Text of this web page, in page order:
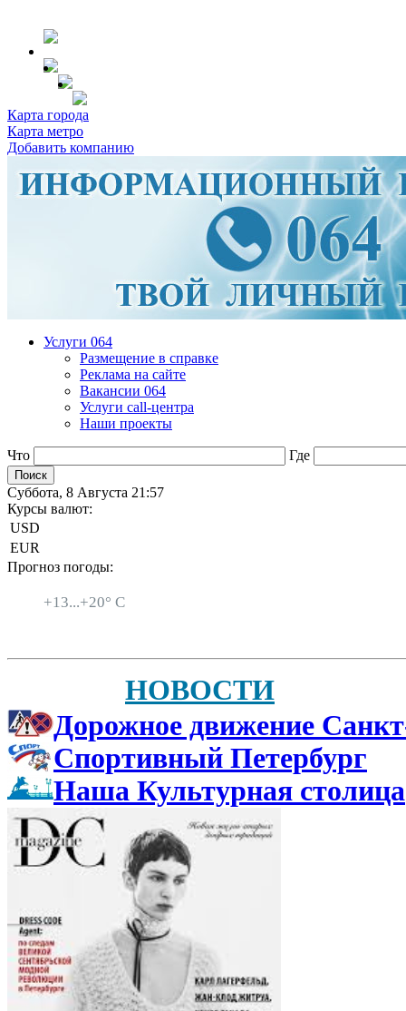
Карта города
Карта метро
Добавить компанию
Услуги 064
Размещение в справке
Реклама на сайте
Вакансии 064
Услуги call-центра
Наши проекты
Что Где
Суббота, 8 Августа 21:57
Курсы валют:
USD
EUR
Прогноз погоды:
+13...+20° C
НОВОСТИ
Дорожное движение
Спортивный Петербург
Наша Культурная столица